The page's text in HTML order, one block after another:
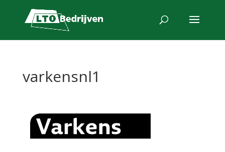
varkensnl1